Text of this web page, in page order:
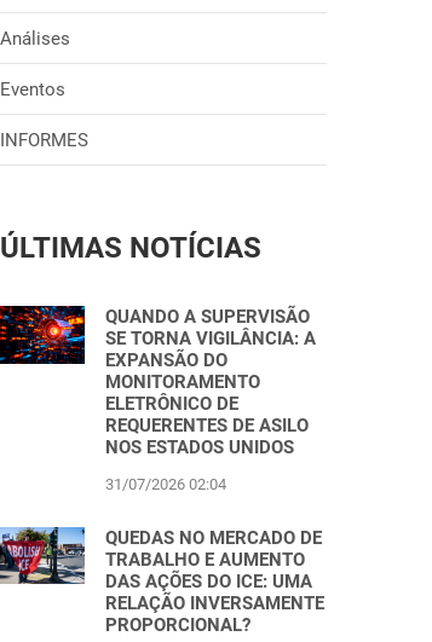
Análises
Eventos
INFORMES
ÚLTIMAS NOTÍCIAS
QUANDO A SUPERVISÃO
SE TORNA VIGILÂNCIA: A
EXPANSÃO DO
MONITORAMENTO
ELETRÔNICO DE
REQUERENTES DE ASILO
NOS ESTADOS UNIDOS
31/07/2026 02:04
QUEDAS NO MERCADO DE
TRABALHO E AUMENTO
DAS AÇÕES DO ICE: UMA
RELAÇÃO INVERSAMENTE
PROPORCIONAL?